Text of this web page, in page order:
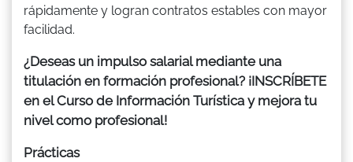
rápidamente y logran contratos estables con mayor
facilidad.
¿Deseas un impulso salarial mediante una
titulación en formación profesional? ¡INSCRÍBETE
en el Curso de Información Turística y mejora tu
nivel como profesional!
Prácticas